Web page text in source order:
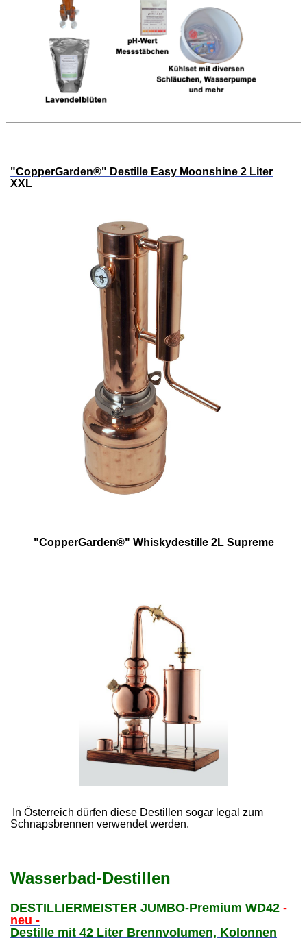
"CopperGarden®" Destille Easy Moonshine 2 Liter
XXL
"CopperGarden®" Whiskydestille 2L Supreme
In Österreich dürfen diese Destillen sogar legal zum
Schnapsbrennen verwendet werden.
Wasserbad-Destillen
DESTILLIERMEISTER JUMBO-Premium WD42-
neu -
Destille mit 42 Liter Brennvolumen, Kolonnen